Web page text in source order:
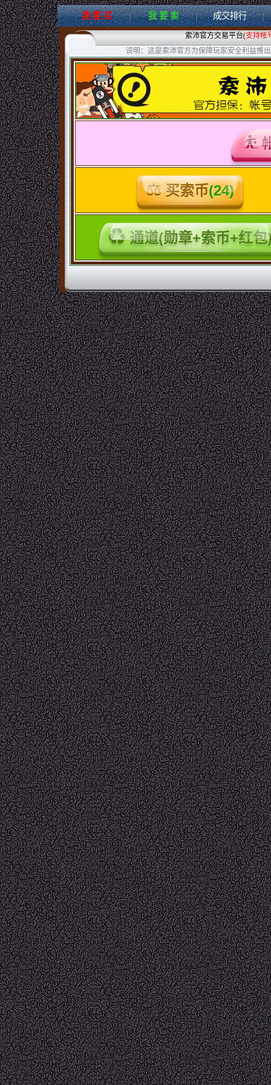
我 要 买 我 要 卖 成交排行
索沛官方交易平台(支持帐
说明：这是索沛官方为保障玩家安全利益推
买索币(24)
通道(勋章+索币+红包